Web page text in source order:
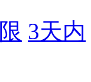
3天内